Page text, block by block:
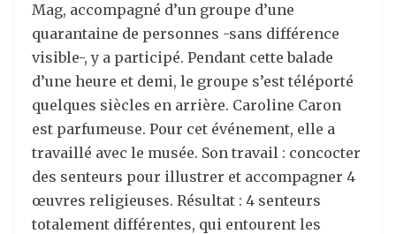
Mag, accompagné d’un groupe d’une
quarantaine de personnes -sans différence
visible-, y a participé. Pendant cette balade
d’une heure et demi, le groupe s’est téléporté
quelques siècles en arrière. Caroline Caron
est parfumeuse. Pour cet événement, elle a
travaillé avec le musée. Son travail : concocter
des senteurs pour illustrer et accompagner 4
œuvres religieuses. Résultat : 4 senteurs
totalement différentes, qui entourent les